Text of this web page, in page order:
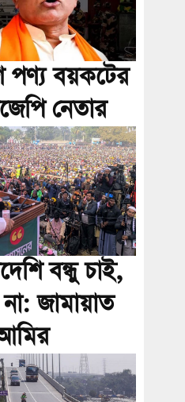
পণ্য বয়কটের
নেতার
বন্ধু চাই,
জামায়াত